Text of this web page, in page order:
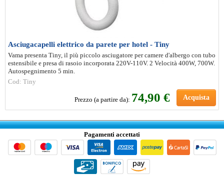
Asciugacapelli elettrico da parete per hotel - Tiny
Vama presenta Tiny, il più piccolo asciugatore per camere d'albergo con tubo
estensibile e presa di rasoio incorporata 220V-110V. 2 Velocità 400W, 700W.
Autospegnimento 5 min.
Cod: Tiny
Prezzo (a partire da): 74,90 € Acquista
Pagamenti accettati